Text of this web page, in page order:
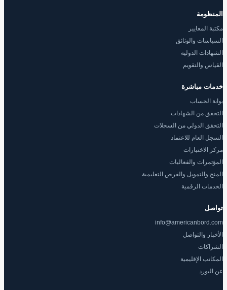
المنظومة
مكتبة المعايير
السياسات والوثائق
الشهادات الدولية
القياس والتقويم
خدمات مباشرة
بوابة الحساب
التحقق من الشهادات
التحقق الدولي من السجلات
السجل العام للاعتماد
مركز الاختبارات
المؤتمرات والفعاليات
المنح والتمويل والفرص التعليمية
الخدمات الرقمية
تواصل
info@americanbord.com
الأخبار والتواصل
الشراكات
المكاتب الإقليمية
عن البورد